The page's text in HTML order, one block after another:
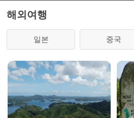
해외여행
일본 중국